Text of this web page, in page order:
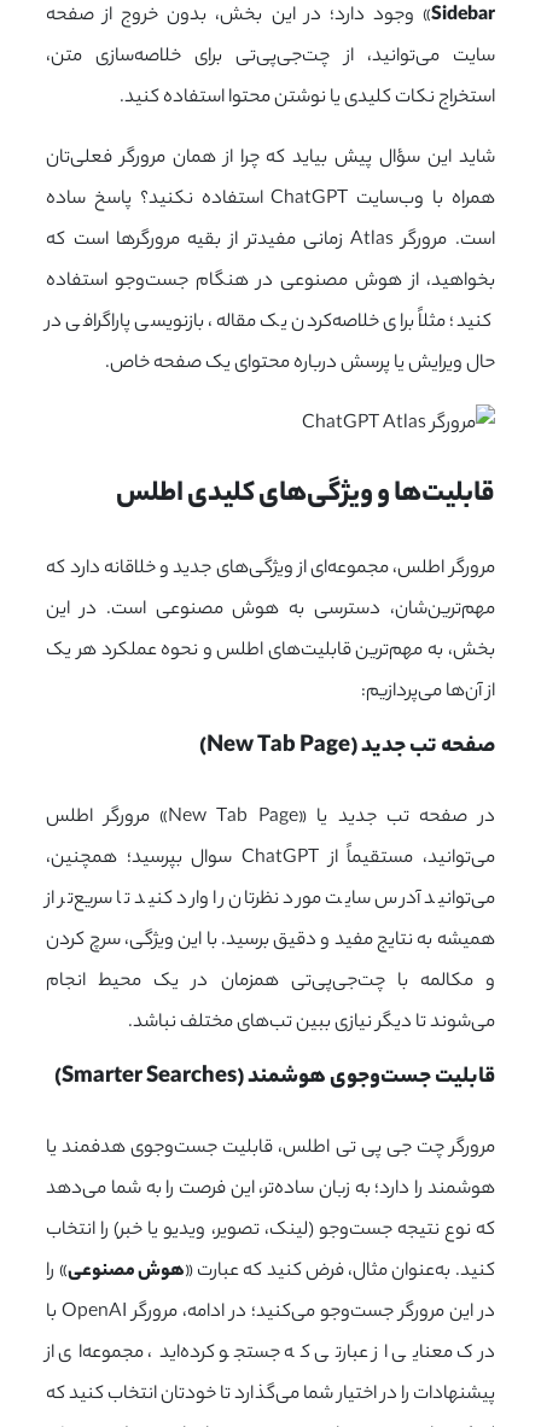
Sidebar» وجود دارد؛ در این بخش، بدون خروج از صفحه
سایت می‌توانید، از چت‌جی‌پی‌تی برای خلاصه‌سازی متن،
استخراج نکات کلیدی یا نوشتن محتوا استفاده کنید.
شاید این سؤال پیش بیاید که چرا از همان مرورگر فعلی‌تان
همراه با وب‌سایت ChatGPT استفاده نکنید؟ پاسخ ساده
است. مرورگر Atlas زمانی مفیدتر از بقیه مرورگرها است که
بخواهید، از هوش مصنوعی در هنگام جست‌وجو استفاده
کنید؛ مثلاً برای خلاصه‌کردن یک مقاله، بازنویسی پاراگرافی در
حال ویرایش یا پرسش درباره محتوای یک صفحه خاص.
قابلیت‌ها و ویژگی‌های کلیدی اطلس
مرورگر اطلس، مجموعه‌ای از ویژگی‌های جدید و خلاقانه دارد که
مهم‌ترین‌شان، دسترسی به هوش مصنوعی است. در این
بخش، به مهم‌ترین قابلیت‌های اطلس و نحوه عملکرد هر یک
از آن‌ها می‌پردازیم:
صفحه تب جدید (New Tab Page)
در صفحه تب جدید یا «New Tab Page» مرورگر اطلس
می‌توانید، مستقیماً از ChatGPT سوال بپرسید؛ همچنین،
می‌توانید آدرس سایت مورد نظرتان را وارد کنید تا سریع‌تر از
همیشه به نتایج مفید و دقیق برسید. با این ویژگی، سرچ کردن
و مکالمه با چت‌جی‌پی‌تی همزمان در یک محیط انجام
می‌شوند تا دیگر نیازی ببین تب‌های مختلف نباشد.
قابلیت جست‌وجوی هوشمند (Smarter Searches)
مرورگر چت جی پی تی اطلس، قابلیت جست‌وجوی هدفمند یا
هوشمند را دارد؛ به زبان ساده‌تر، این فرصت را به شما می‌دهد
که نوع نتیجه جست‌وجو (لینک، تصویر، ویدیو یا خبر) را انتخاب
کنید. به‌عنوان مثال، فرض کنید که عبارت «هوش مصنوعی» را
در این مرورگر جست‌وجو می‌کنید؛ در ادامه، مرورگر OpenAI با
درک معنایی از عبارتی که جستجو کرده‌اید، مجموعه‌ای از
پیشنهادات را در اختیار شما می‌گذارد تا خودتان انتخاب کنید که